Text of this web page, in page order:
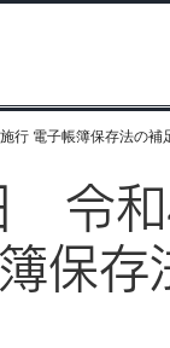
電子帳簿保存法の補
令和
保